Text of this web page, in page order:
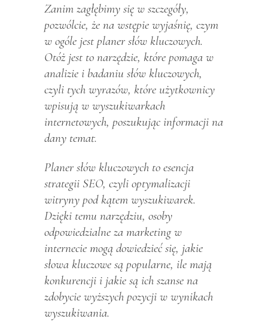
Zanim zagłębimy się w szczegóły,
pozwólcie, że na wstępie wyjaśnię, czym
w ogóle jest planer słów kluczowych.
Otóż jest to narzędzie, które pomaga w
analizie i badaniu słów kluczowych,
czyli tych wyrazów, które użytkownicy
wpisują w wyszukiwarkach
internetowych, poszukując informacji na
dany temat.
Planer słów kluczowych to esencja
strategii SEO, czyli optymalizacji
witryny pod kątem wyszukiwarek.
Dzięki temu narzędziu, osoby
odpowiedzialne za marketing w
internecie mogą dowiedzieć się, jakie
słowa kluczowe są popularne, ile mają
konkurencji i jakie są ich szanse na
zdobycie wyższych pozycji w wynikach
wyszukiwania.